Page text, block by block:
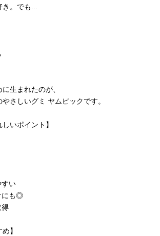
き。でも...
生まれたのが、
さしいグミ ヤムピックです。
いポイント】
い
にも◎
得
】